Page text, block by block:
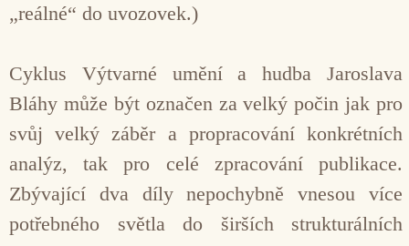
„reálné“ do uvozovek.)
Cyklus Výtvarné umění a hudba Jaroslava
Bláhy může být označen za velký počin jak pro
svůj velký záběr a propracování konkrétních
analýz, tak pro celé zpracování publikace.
Zbývající dva díly nepochybně vnesou více
potřebného světla do širších strukturálních